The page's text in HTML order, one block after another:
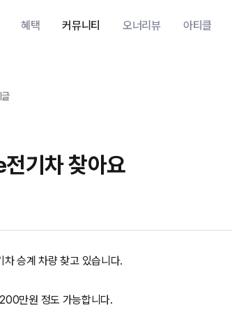
혜택 커뮤니티 오너리뷰 아티클
기차 찾아요
승계 차량 찾고 있습니다.
만원 정도 가능합니다.